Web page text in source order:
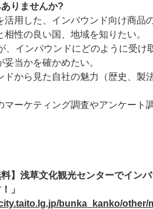
りませんか?
活用した、インバウンド向け商品
相性の良い国、地域を知りたい。
、インバウンドにどのように受け
妥当かを確かめたい。
ドから見た自社の魅力（歴史、製
マーケティング調査やアンケート
料】浅草文化観光センターでイン
」
bunka_kanko/other/